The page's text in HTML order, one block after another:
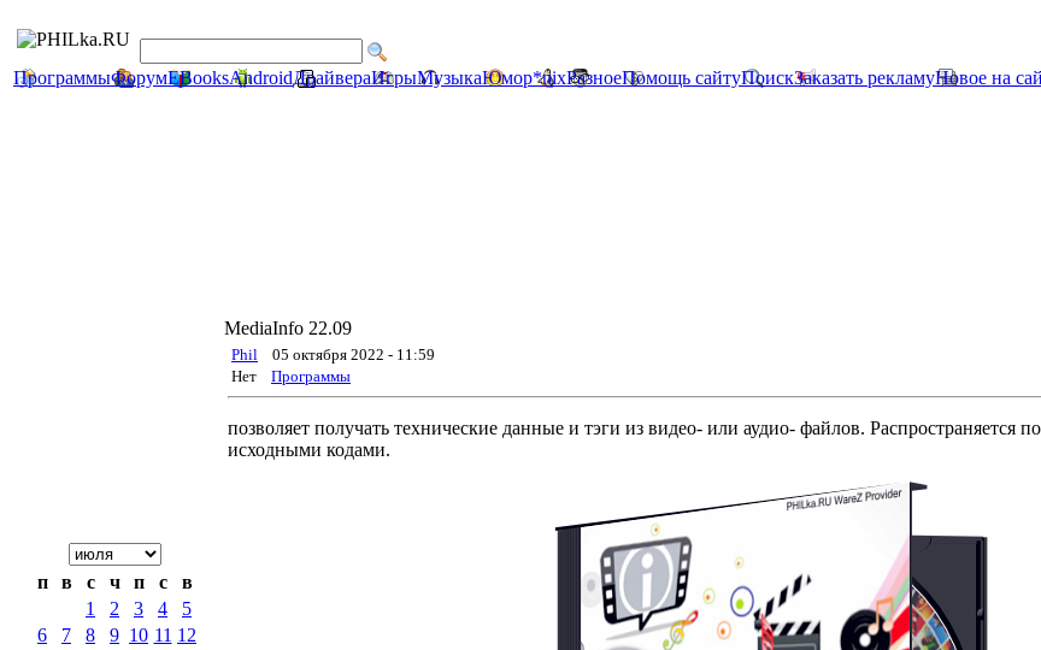
ПрограммыФорумEBooksAndroidДрайвераИгрыМузыкаЮмор*nixРазноеПомощь сайтуПоискЗаказать рекламуНовое на
п в с ч п с
в
1
2 3 4
5
6
7 8 9 10 11 12
MediaInfo 22.09
Phil
05 октября 2022 - 11:59
Нет
Программы
позволяет получать технические данные и тэги из видео- или аудио- файлов. Распространяется
исходными кодами.